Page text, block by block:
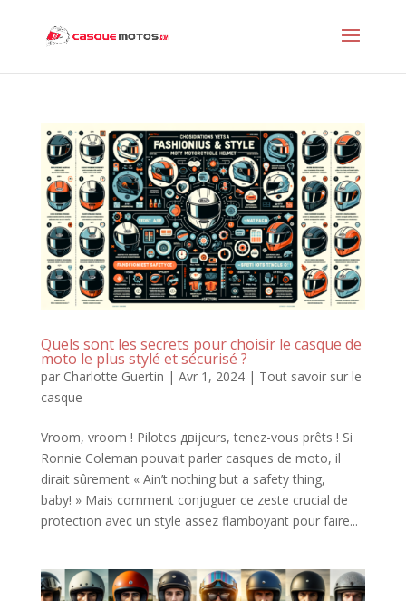
Quels sont les secrets pour choisir le casque de
moto le plus stylé et sécurisé ?
par Charlotte Guertin | Avr 1, 2024| Tout savoir sur le
casque
Vroom, vroom ! Pilotes двijeurs, tenez-vous prêts ! Si
Ronnie Coleman pouvait parler casques de moto, il
dirait sûrement « Ain’t nothing but a safety thing,
baby! » Mais comment conjuguer ce zeste crucial de
protection avec un style assez flamboyant pour faire...